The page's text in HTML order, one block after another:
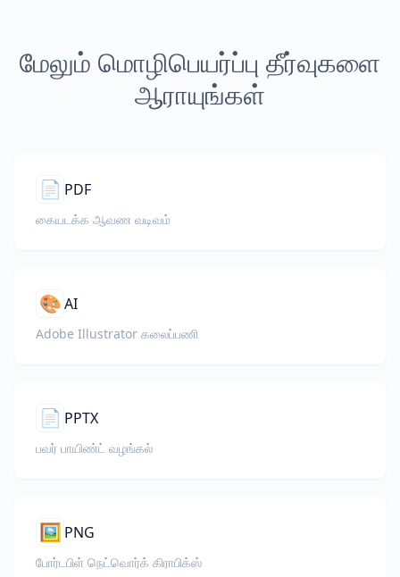
மேலும் மொழிபெயர்ப்பு தீர்வுகளை
ஆராயுங்கள்
📄 PDF
கையடக்க ஆவண வடிவம்
🎨AI
Adobe Illustrator கலைப்பணி
📄 PPTX
பவர் பாயிண்ட் வழங்கல்
🖼️ PNG
போர்டபிள் நெட்வொர்க் கிராபிக்ஸ்